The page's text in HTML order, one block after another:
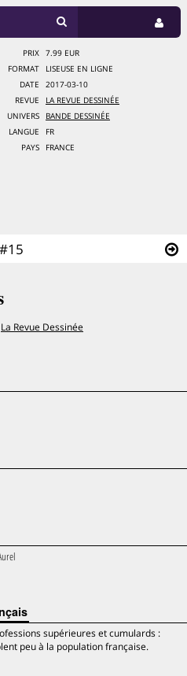
#15
PRIX
7.99 EUR
FORMAT
LISEUSE EN LIGNE
DATE
2017-03-10
REVUE
LA REVUE DESSINÉE
UNIVERS
BANDE DESSINÉE
LANGUE
FR
PAYS
FRANCE
La Revue Dessinée
supérieures et cumulards :
peu à la population française.